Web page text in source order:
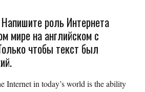
роль Интернета
мире на английском с
чтобы текст был
Internet in today’s world is the ability